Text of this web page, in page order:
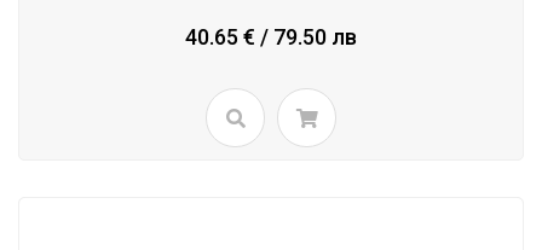
40.65 € / 79.50 лв